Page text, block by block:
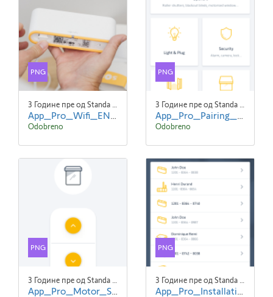
PNG
3 Године пре од Standa Blaha
App_Pro_Wifi_EN_screen1.png
Odobreno
PNG
3 Године пре од Standa Blaha
App_Pro_Pairing_Expert_EN_screen2.png
Odobreno
PNG
3 Године пре од Standa Blaha
App_Pro_Motor_Settings_EN_screen2.png
PNG
3 Године пре од Standa Blaha
App_Pro_Installations_EN-screen1.png